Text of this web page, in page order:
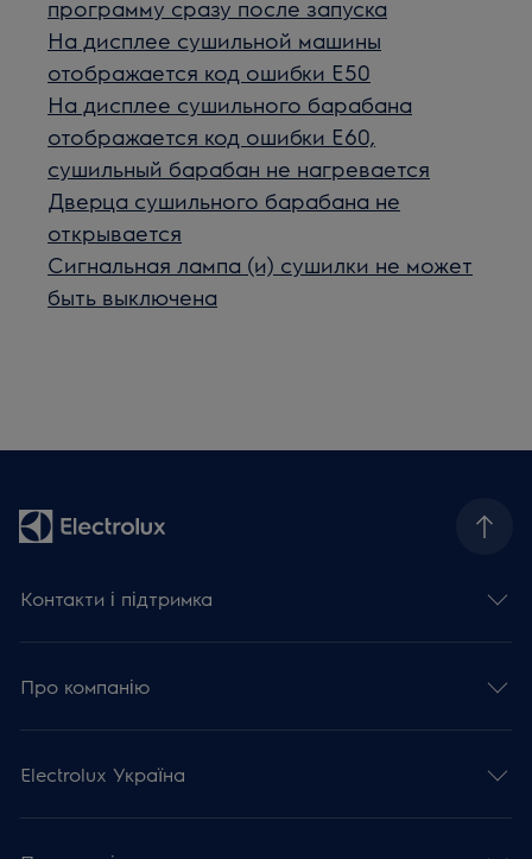
программу сразу после запуска
На дисплее сушильной машины
отображается код ошибки E50
На дисплее сушильного барабана
отображается код ошибки E60,
сушильный барабан не нагревается
Дверца сушильного барабана не
открывается
Сигнальная лампа (и) сушилки не может
быть выключена
Контакти і підтримка
Про компанію
Electrolux Україна